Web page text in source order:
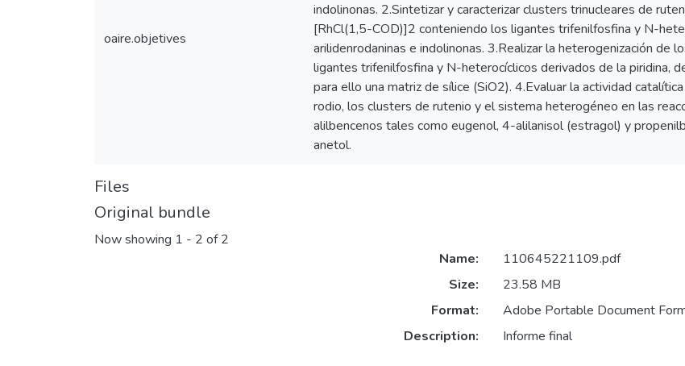
oaire.objetives
indolinonas. 2.Sintetizar y caracterizar clusters trinucleares de
[RhCl(1,5-COD)]2 conteniendo los ligantes trifenilfosfina y N-
arilidenrodaninas e indolinonas. 3.Realizar la heterogenización de
ligantes trifenilfosfina y N-heterocíclicos derivados de la piridina,
para ello una matriz de sílice (SiO2). 4.Evaluar la actividad
rodio, los clusters de rutenio y el sistema heterogéneo en las
alilbencenos tales como eugenol, 4-alilanisol (estragol) y
anetol.
Files
Original bundle
Now showing 1 - 2 of 2
Name:
110645221109.pdf
Size:
23.58 MB
Format:
Adobe Portable Document
Description:
Informe final